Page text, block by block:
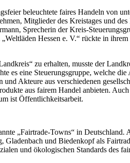
beleuchtete faires Handeln von
Mitglieder des Kreistages und
Sprecherin der Kreis-
Hessen e. V.“ rückte in
zu erhalten, musste der
es eine Steuerungsgruppe, welche
und Akteure aus verschiedenen
aus fairem Handel anbieten.
ist Öffentlichkeitsarbeit.
„Fairtrade-Towns“ in
Gladenbach und Biedenkopf als
und ökologischen Standards des